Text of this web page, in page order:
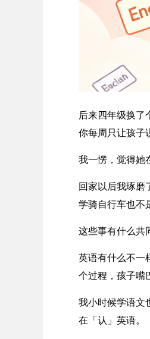
后来四年级换
你每周只让孩子
我一愣，觉得她
回家以后我琢磨
学骑自行车也不
这些事有什么共
英语有什么不一
个过程，孩子嘴
我小时候学语文
在「认」英语。